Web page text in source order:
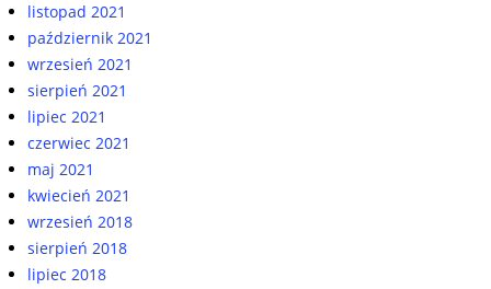
listopad 2021
październik 2021
wrzesień 2021
sierpień 2021
lipiec 2021
czerwiec 2021
maj 2021
kwiecień 2021
wrzesień 2018
sierpień 2018
lipiec 2018